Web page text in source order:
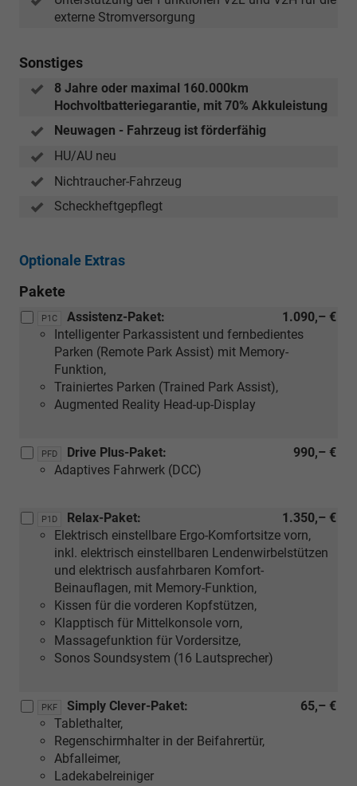
externe Stromversorgung
Sonstiges
8 Jahre oder maximal 160.000km
Hochvoltbatteriegarantie, mit 70% Akkuleistung
Neuwagen - Fahrzeug ist förderfähig
HU/AU neu
Nichtraucher-Fahrzeug
Scheckheftgepflegt
Optionale Extras
Pakete
P1C 1.090,– €
Assistenz-Paket:
Intelligenter Parkassistent und fernbedientes
Parken (Remote Park Assist) mit Memory-
Funktion,
Trainiertes Parken (Trained Park Assist),
Augmented Reality Head-up-Display
PFD 990,– €
Drive Plus-Paket:
Adaptives Fahrwerk (DCC)
P1D 1.350,– €
Relax-Paket:
Elektrisch einstellbare Ergo-Komfortsitze vorn,
inkl. elektrisch einstellbaren Lendenwirbelstützen
und elektrisch ausfahrbaren Komfort-
Beinauflagen, mit Memory-Funktion,
Kissen für die vorderen Kopfstützen,
Klapptisch für Mittelkonsole vorn,
Massagefunktion für Vordersitze,
Sonos Soundsystem (16 Lautsprecher)
PKF 65,– €
Simply Clever-Paket:
Tablethalter,
Regenschirmhalter in der Beifahrertür,
Abfalleimer,
Ladekabelreiniger